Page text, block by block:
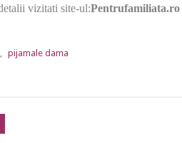
vizitati site-ul:Pentrufamiliata.ro
, pijamale dama